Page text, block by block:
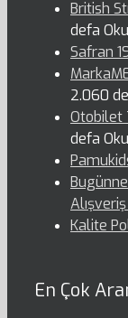
British
defa
Safran
2.060
Otobilet
defa
Kalite
En Çok